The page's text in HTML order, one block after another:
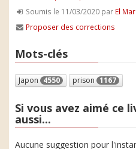
Soumis le 11/03/2020 par El
Proposer des corrections
Mots-clés
Japon 4550 prison 1167
Si vous avez aimé ce
aussi...
Aucune suggestion pour